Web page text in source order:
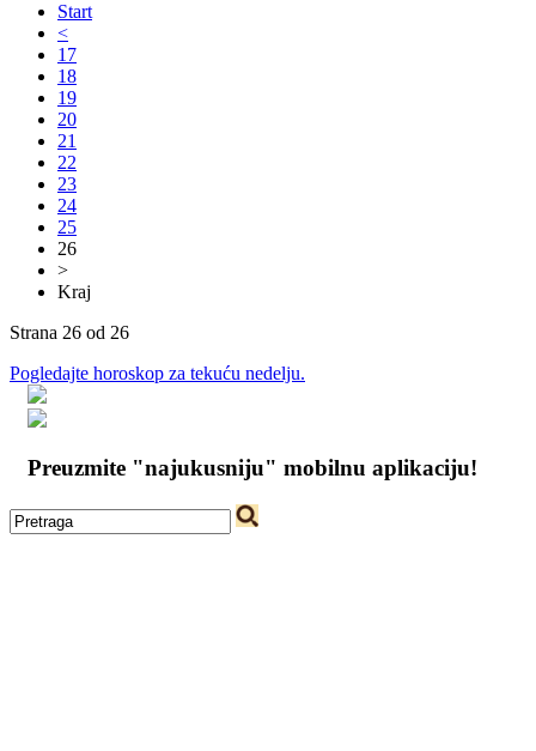
Start
<
17
18
19
20
21
22
23
24
25
26
>
Kraj
Strana 26 od 26
Pogledajte horoskop za tekuću nedelju.
Preuzmite "najukusniju" mobilnu aplikaciju!